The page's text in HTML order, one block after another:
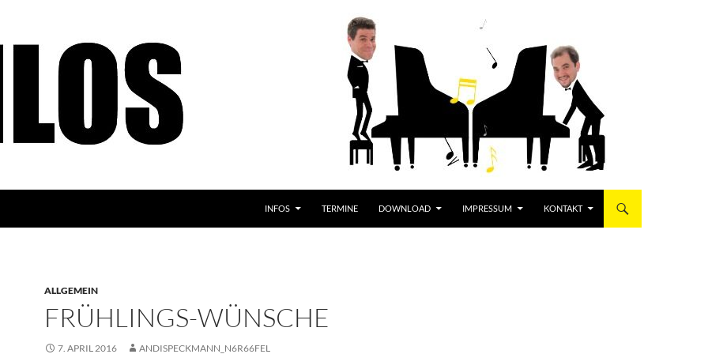
INFOS TERMINE DOWNLOAD IMPRESSUM KONTAKT
ALLGEMEIN
FRÜHLINGS-WÜNSCHE
7. APRIL 2016 ANDISPECKMANN_N6R66FEL